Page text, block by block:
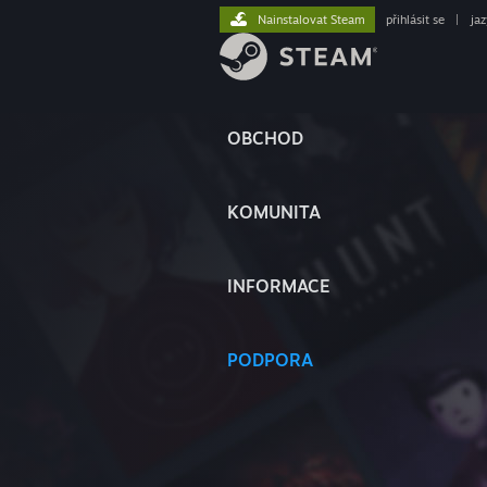
OBCHOD
KOMUNITA
INFORMACE
PODPORA
Nainstalovat Steam přihlásit se